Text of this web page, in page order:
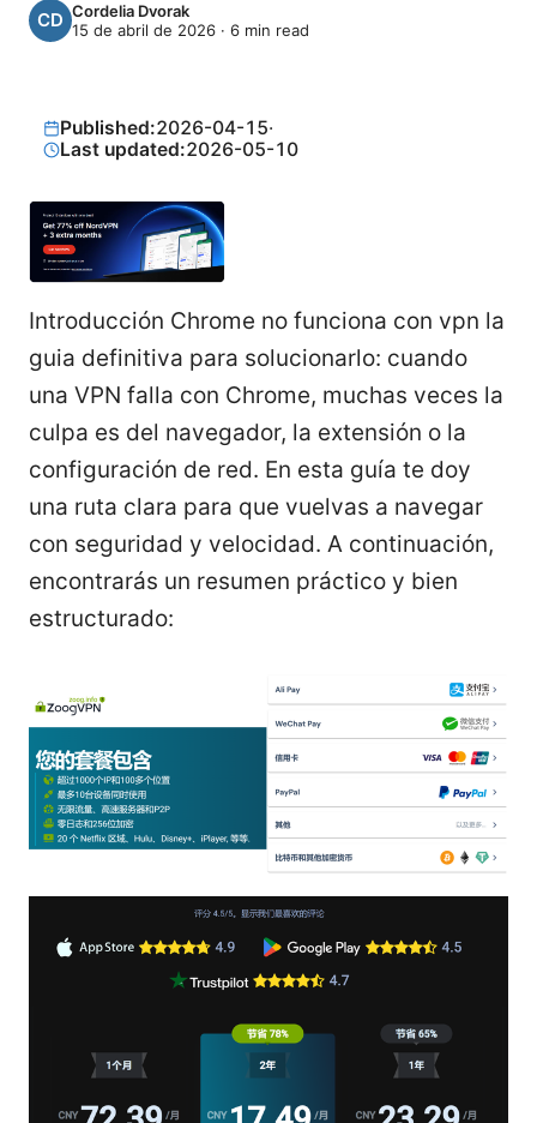
Cordelia Dvorak
15 de abril de 2026 · 6 min read
Published:2026-04-15·
Last updated:2026-05-10
Introducción Chrome no funciona con vpn la
guia definitiva para solucionarlo: cuando
una VPN falla con Chrome, muchas veces la
culpa es del navegador, la extensión o la
configuración de red. En esta guía te doy
una ruta clara para que vuelvas a navegar
con seguridad y velocidad. A continuación,
encontrarás un resumen práctico y bien
estructurado: